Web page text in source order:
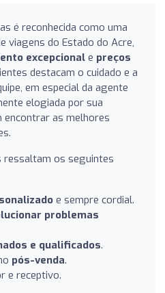
é reconhecida como uma
viagens do Estado do Acre,
excepcional e preços
destacam o cuidado e a
em especial da agente
elogiada por sua
encontrar as melhores
ressaltam os seguintes
e sempre cordial.
problemas
e qualificados.
pós-venda.
e receptivo.